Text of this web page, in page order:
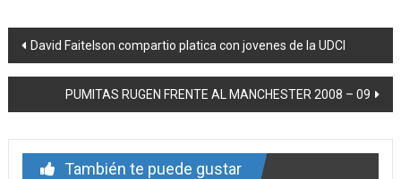
Navegación
de
entrada
David Faitelson compartio platica con jovenes de la UDCI
PUMITAS RUGEN FRENTE AL MANCHESTER 2008 – 09
También te puede gustar